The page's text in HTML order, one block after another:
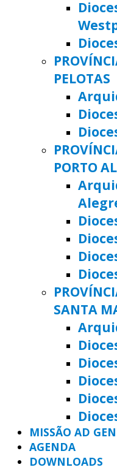
PELOTAS
PORTO
SANTA
MISSÃO AD
AGENDA
DOWNLOADS